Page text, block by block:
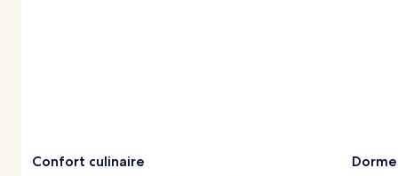
Confort culinaire